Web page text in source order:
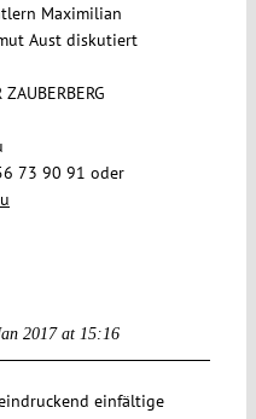
Maximilian
Aust diskutiert
73 90 91 oder
2017 at 15:16
einfältige